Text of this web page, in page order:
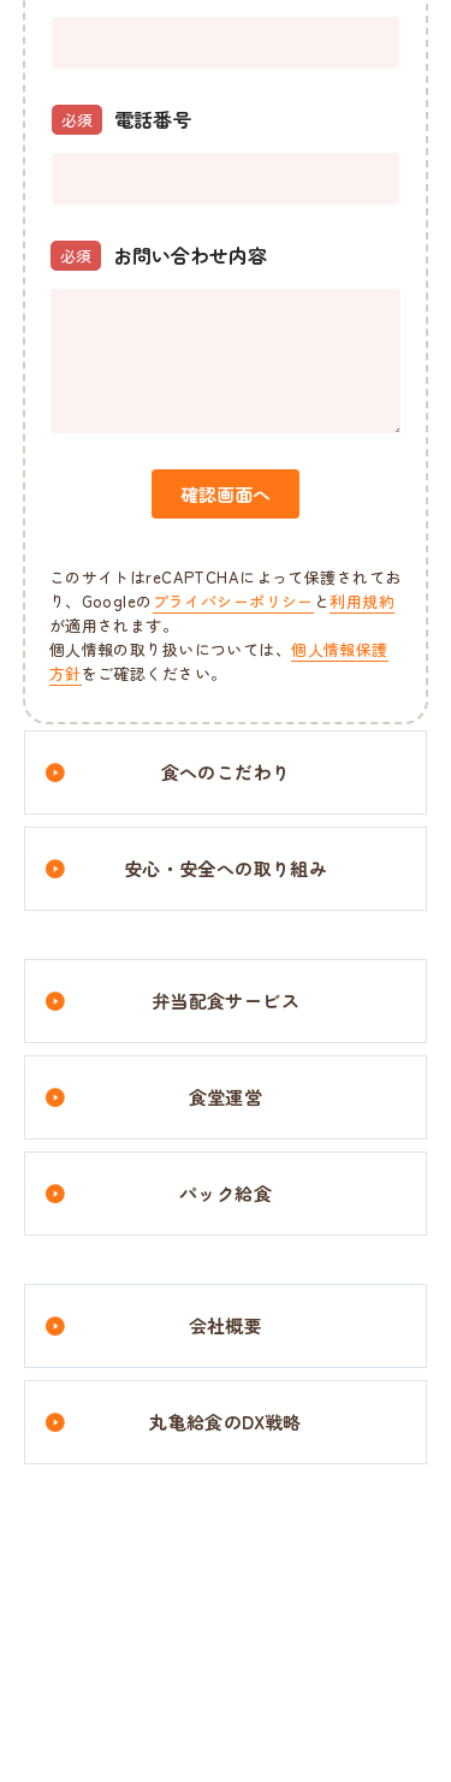
電話番号
必須
お問い合わせ内容
必須
確認画面へ
このサイトはreCAPTCHAによって保護されてお
り、Googleの プライバシーポリシー と利用規約
が適用されます。
個人情報の取り扱いについては、個人情報保護
方針をご確認ください。
食へのこだわり
安心・安全への取り組み
弁当配食サービス
食堂運営
パック給食
会社概要
丸亀給食のDX戦略